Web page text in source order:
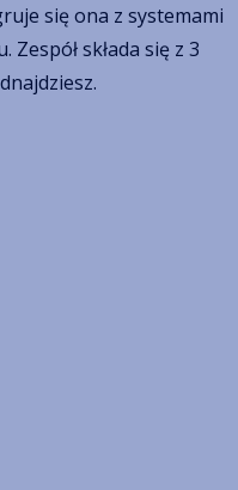
się ona z systemami
składa się z 3